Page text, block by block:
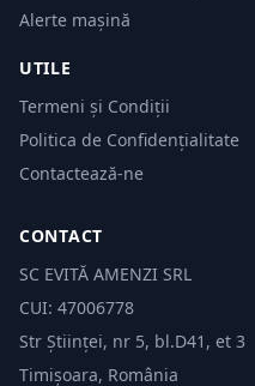
Alerte mașină
UTILE
Termeni și Condiții
Politica de Confidențialitate
Contactează-ne
CONTACT
SC EVITĂ AMENZI SRL
CUI: 47006778
Str Științei, nr 5, bl.D41, et 3
Timișoara, România